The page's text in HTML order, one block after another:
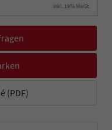
inkl. 19% MwSt.
(PDF)